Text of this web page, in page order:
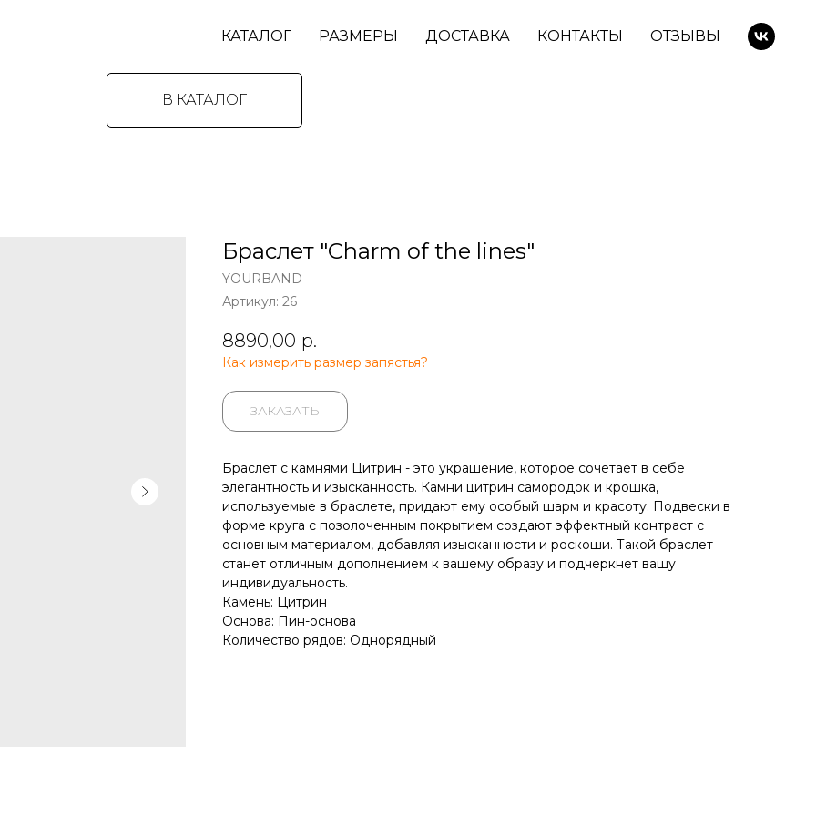
КАТАЛОГ РАЗМЕРЫ ДОСТАВКА КОНТАКТЫ ОТЗЫВЫ
В КАТАЛОГ
Браслет "Charm of the lines"
YOURBAND
Артикул: 26
8890,00 р.
Как измерить размер запястья?
ЗАКАЗАТЬ
Браслет с камнями Цитрин - это украшение, которое сочетает в себе
элегантность и изысканность. Камни цитрин самородок и крошка,
используемые в браслете, придают ему особый шарм и красоту. Подвески в
форме круга с позолоченным покрытием создают эффектный контраст с
основным материалом, добавляя изысканности и роскоши. Такой браслет
станет отличным дополнением к вашему образу и подчеркнет вашу
индивидуальность.
Камень: Цитрин
Основа: Пин-основа
Количество рядов: Однорядный